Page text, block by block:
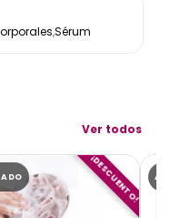
,Sérum
Ver todos
¡DESCUENTO!